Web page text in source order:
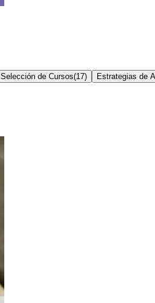
Selección de Cursos(17)
Estrategias de